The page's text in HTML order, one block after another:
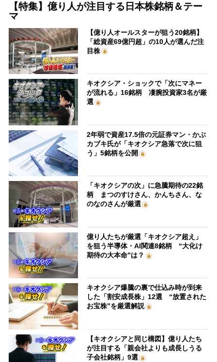
【特集】億り人が注目する日本株銘柄＆テー
マ
【億り人オールスターが狙う20銘柄】
「総資産69億円超」の10人が選んだ注
目株
キオクシア・ショックで「次にマネー
が流れる」16銘柄 凄腕投資家3名が厳
選
2年弱で資産17.5倍の元証券マン・かぶ
カブキ氏が「キオクシア急落で次に狙
う」5銘柄を公開
「キオクシアの次」に急騰期待の22銘
柄 まつのすけさん、かんちさん、な
のなのさんが厳選
億り人たちが厳選「キオクシア超え」
を狙う半導体・AI関連8銘柄 “大化け
期待の大本命”は？
キオクシア爆騰の裏で仕込み時が到来
した「割安成長株」12選 “放置された
お宝株”を厳選解説
【キオクシアと同じ構図】億り人たち
が注目する「親会社よりも成長しうる
子会社銘柄」9選